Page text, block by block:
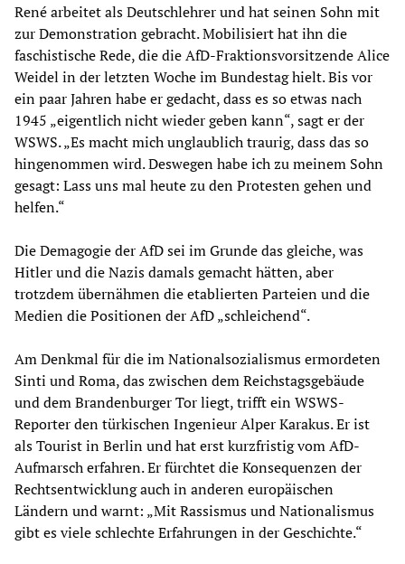
René arbeitet als Deutschlehrer und hat seinen Sohn mit
zur Demonstration gebracht. Mobilisiert hat ihn die
faschistische Rede, die die AfD-Fraktionsvorsitzende Alice
Weidel in der letzten Woche im Bundestag hielt. Bis vor
ein paar Jahren habe er gedacht, dass es so etwas nach
1945 „eigentlich nicht wieder geben kann“, sagt er der
WSWS. „Es macht mich unglaublich traurig, dass das so
hingenommen wird. Deswegen habe ich zu meinem Sohn
gesagt: Lass uns mal heute zu den Protesten gehen und
helfen.“
Die Demagogie der AfD sei im Grunde das gleiche, was
Hitler und die Nazis damals gemacht hätten, aber
trotzdem übernähmen die etablierten Parteien und die
Medien die Positionen der AfD „schleichend“.
Am Denkmal für die im Nationalsozialismus ermordeten
Sinti und Roma, das zwischen dem Reichstagsgebäude
und dem Brandenburger Tor liegt, trifft ein WSWS-
Reporter den türkischen Ingenieur Alper Karakus. Er ist
als Tourist in Berlin und hat erst kurzfristig vom AfD-
Aufmarsch erfahren. Er fürchtet die Konsequenzen der
Rechtsentwicklung auch in anderen europäischen
Ländern und warnt: „Mit Rassismus und Nationalismus
gibt es viele schlechte Erfahrungen in der Geschichte.“